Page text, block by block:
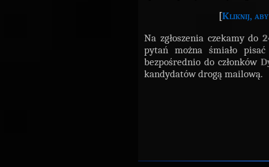
[Kliknij, aby
Na zgłoszenia czekamy do
pytań można śmiało
bezpośrednio do członków
kandydatów drogą mailową.